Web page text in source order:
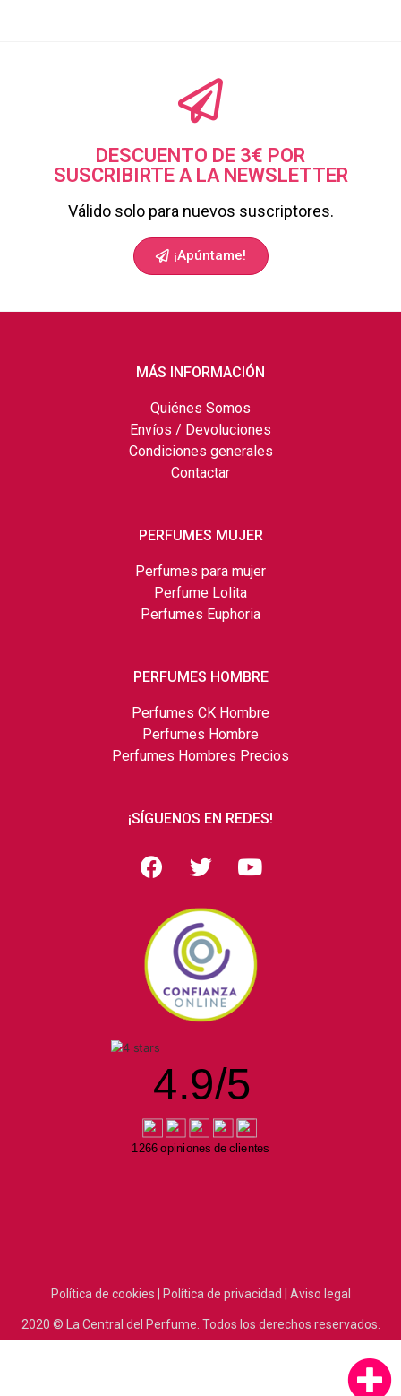
DESCUENTO DE 3€ POR
SUSCRIBIRTE A LA NEWSLETTER
Válido solo para nuevos suscriptores.
¡Apúntame!
MÁS INFORMACIÓN
Quiénes Somos
Envíos / Devoluciones
Condiciones generales
Contactar
PERFUMES MUJER
Perfumes para mujer
Perfume Lolita
Perfumes Euphoria
PERFUMES HOMBRE
Perfumes CK Hombre
Perfumes Hombre
Perfumes Hombres Precios
¡SÍGUENOS EN REDES!
4.9/5
1266 opiniones de clientes
Política de cookies | Política de privacidad | Aviso legal
2020 © La Central del Perfume. Todos los derechos reservados.